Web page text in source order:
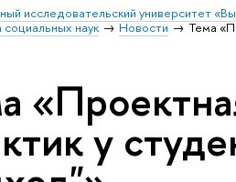
исследовательский университет
социальных наук
Новости Тема
у